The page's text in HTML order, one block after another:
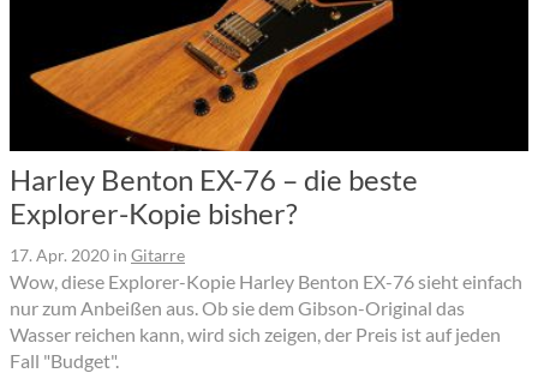
Harley Benton EX-76 – die beste
Explorer-Kopie bisher?
17. Apr. 2020 in Gitarre
Wow, diese Explorer-Kopie Harley Benton EX-76 sieht einfach
nur zum Anbeißen aus. Ob sie dem Gibson-Original das
Wasser reichen kann, wird sich zeigen, der Preis ist auf jeden
Fall "Budget".